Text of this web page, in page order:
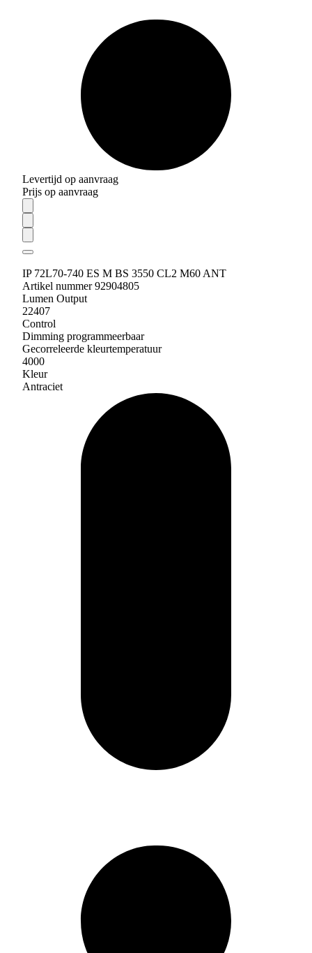
Levertijd op aanvraag
Prijs op aanvraag
IP 72L70-740 ES M BS 3550 CL2 M60 ANT
Artikel nummer 92904805
Lumen Output
22407
Control
Dimming programmeerbaar
Gecorreleerde kleurtemperatuur
4000
Kleur
Antraciet